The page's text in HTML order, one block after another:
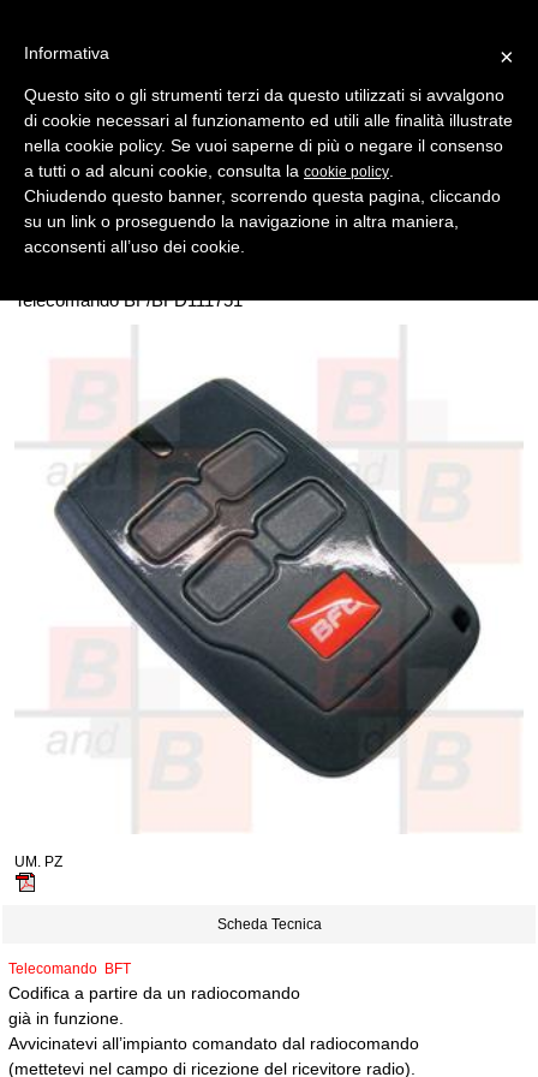
Indietro
TELECOMANDI ROLLING CODE > BFT
telecomando bft mitto b rcbo4 12v 4 canali bft 433mhz
Telecomando cancello BFT MITTO B RCBO4, 4 Canali Di Ultima
Telecomando BF/BFD111751
UM. PZ
Scheda Tecnica
Telecomando BFT
Codifica a partire da un radiocomando
già in funzione.
Avvicinatevi all’impianto comandato dal radiocomando
(mettetevi nel campo di ricezione del ricevitore radio).
×
Informativa
Questo sito o gli strumenti terzi da questo utilizzati si avvalgono
di cookie necessari al funzionamento ed utili alle finalità illustrate
nella cookie policy. Se vuoi saperne di più o negare il consenso
a tutti o ad alcuni cookie, consulta la cookie policy
Chiudendo questo banner, scorrendo questa pagina, cliccando
su un link o proseguendo la navigazione in altra maniera,
acconsenti all’uso dei cookie.